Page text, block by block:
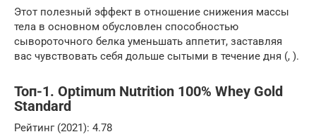
Этот полезный эффект в отношение снижения массы
тела в основном обусловлен способностью
сывороточного белка уменьшать аппетит, заставляя
вас чувствовать себя дольше сытыми в течение дня (, ).
Топ-1. Optimum Nutrition 100% Whey Gold
Standard
Рейтинг (2021): 4.78